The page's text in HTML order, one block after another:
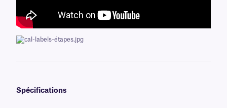
Spécifications